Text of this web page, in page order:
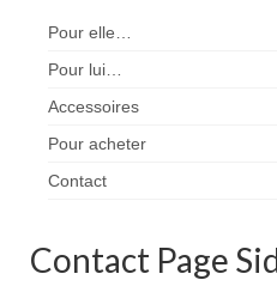
Pour elle…
Pour lui…
Accessoires
Pour acheter
Contact
Contact Page